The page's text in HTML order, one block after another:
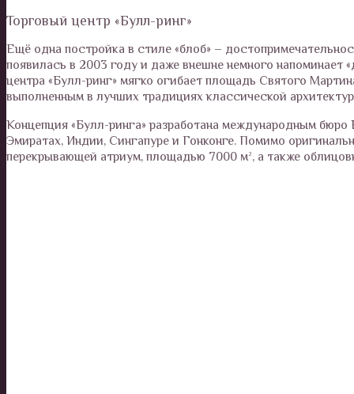
Торговый центр «Булл-ринг»
Ещё одна постройка в стиле «блоб» –
появилась в 2003 году и даже внешне немного напоминает
центра «Булл-ринг» мягко огибает площадь Святого
выполненным в лучших традициях классической
Концепция «Булл-ринга» разработана международным
Эмиратах, Индии, Сингапуре и Гонконге. Помимо
перекрывающей атриум, площадью 7000 м², а также